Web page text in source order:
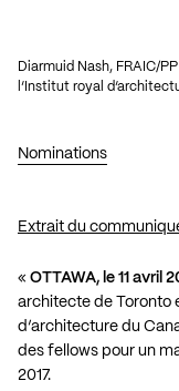
Nominations
Diarmuid Nash, FRAIC/
l’Institut royal
Extrait du
« OTTAWA, le 11 avril
architecte de Toronto
d’architecture du
des fellows pour un
2017.